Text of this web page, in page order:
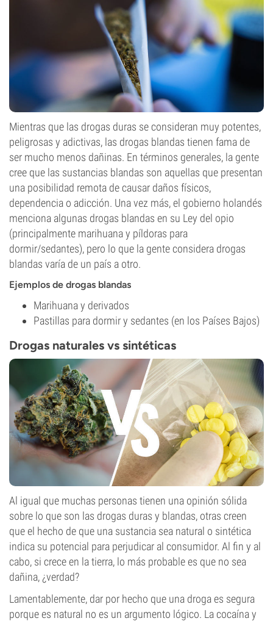
Mientras que las drogas duras se consideran muy potentes,
peligrosas y adictivas, las drogas blandas tienen fama de
ser mucho menos dañinas. En términos generales, la gente
cree que las sustancias blandas son aquellas que presentan
una posibilidad remota de causar daños físicos,
dependencia o adicción. Una vez más, el gobierno holandés
menciona algunas drogas blandas en su Ley del opio
(principalmente marihuana y píldoras para
dormir/sedantes), pero lo que la gente considera drogas
blandas varía de un país a otro.
Ejemplos de drogas blandas
Marihuana y derivados
Pastillas para dormir y sedantes (en los Países Bajos)
Drogas naturales vs sintéticas
Al igual que muchas personas tienen una opinión sólida
sobre lo que son las drogas duras y blandas, otras creen
que el hecho de que una sustancia sea natural o sintética
indica su potencial para perjudicar al consumidor. Al fin y al
cabo, si crece en la tierra, lo más probable es que no sea
dañina, ¿verdad?
Lamentablemente, dar por hecho que una droga es segura
porque es natural no es un argumento lógico. La cocaína y